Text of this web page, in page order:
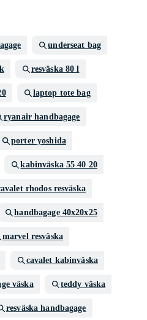
underseat bag
resväska 80 l
laptop tote bag
ryanair handbagage
porter yoshida
kabinväska 55 40 20
rhodos resväska
handbagage 40x20x25
marvel resväska
cavalet kabinväska
väska teddy väska
resväska handbagage